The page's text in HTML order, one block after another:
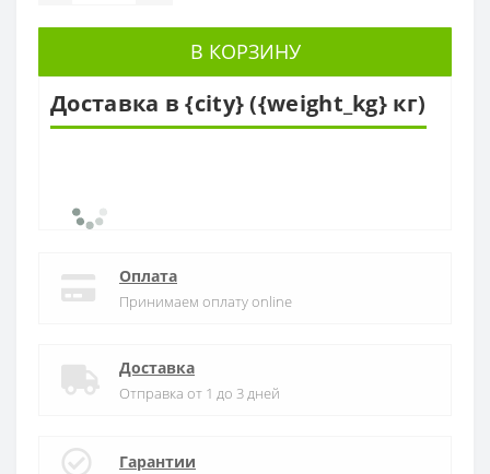
В КОРЗИНУ
Доставка в {city} ({weight_kg} кг)
Оплата
Принимаем оплату online
Доставка
Отправка от 1 до 3 дней
Гарантии